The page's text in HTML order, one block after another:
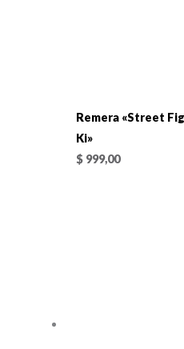
Remera «Street
Ki»
$ 999,00